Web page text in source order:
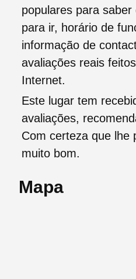
populares para
para ir, horário de
informação de
avaliações reais
Internet.
Este lugar tem
avaliações,
Com certeza que lhe
muito bom.
Mapa